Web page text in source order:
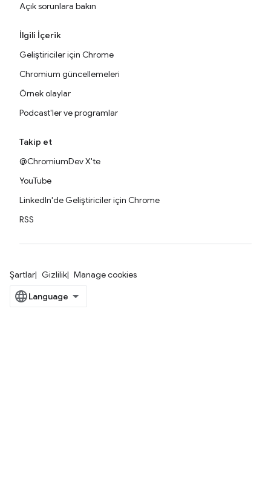
Açık sorunlara bakın
İlgili İçerik
Geliştiriciler için Chrome
Chromium güncellemeleri
Örnek olaylar
Podcast'ler ve programlar
Takip et
@ChromiumDev X'te
YouTube
LinkedIn'de Geliştiriciler için Chrome
RSS
Şartlar Gizlilik Manage cookies